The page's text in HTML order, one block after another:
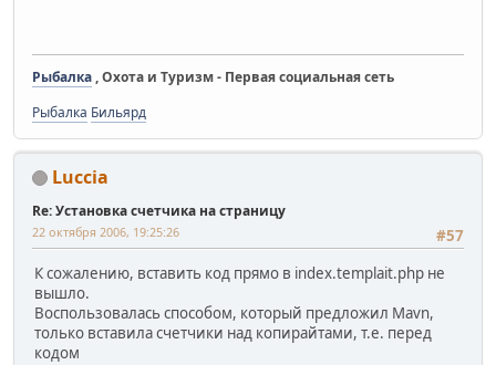
Рыбалка, Охота и Туризм - Первая социальная сеть
Рыбалка Бильярд
Luccia
Re: Установка счетчика на страницу
#57
22 октября 2006, 19:25:26
К сожалению, вставить код прямо в index.templait.php не
вышло.
Воспользовалась способом, который предложил Mavn,
только вставила счетчики над копирайтами, т.е. перед
кодом